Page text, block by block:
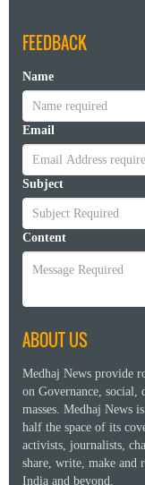
FEEDBACK
Name
Email
Subject
Content
ABOUT US
Medhaj News provide
on Governance, social,
masses. Medhaj News
half the space of its
activists, journalists,
share, write, make and
India and beyond.